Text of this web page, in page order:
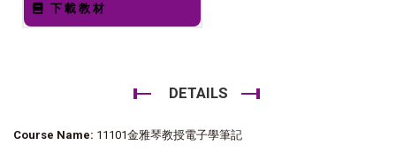
下載教材
DETAILS
Course Name: 11101金雅琴教授電子學筆記